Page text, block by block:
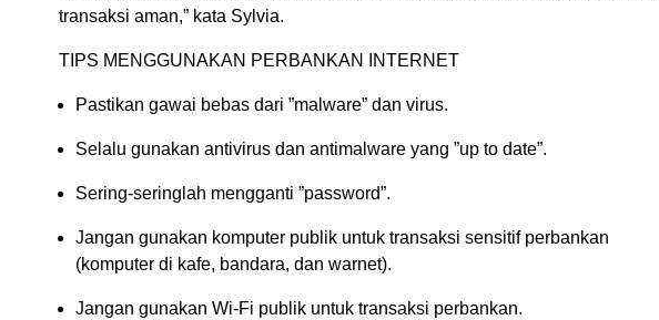
transaksi aman,” kata Sylvia.
TIPS MENGGUNAKAN PERBANKAN INTERNET
Pastikan gawai bebas dari ”malware” dan virus.
Selalu gunakan antivirus dan antimalware yang ”up to date”.
Sering-seringlah mengganti ”password”.
Jangan gunakan komputer publik untuk transaksi sensitif perbankan
(komputer di kafe, bandara, dan warnet).
Jangan gunakan Wi-Fi publik untuk transaksi perbankan.